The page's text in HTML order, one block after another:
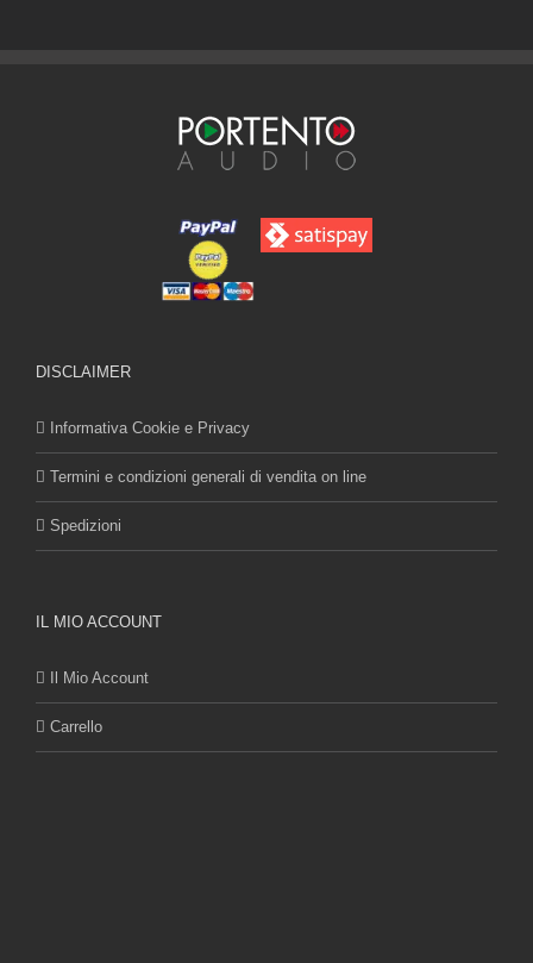
DISCLAIMER
Informativa Cookie e Privacy
Termini e condizioni generali di vendita on line
Spedizioni
IL MIO ACCOUNT
Il Mio Account
Carrello